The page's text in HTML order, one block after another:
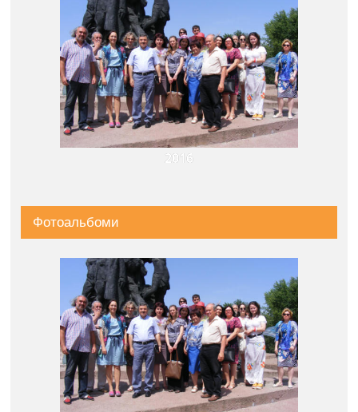
2016
Фотоальбоми